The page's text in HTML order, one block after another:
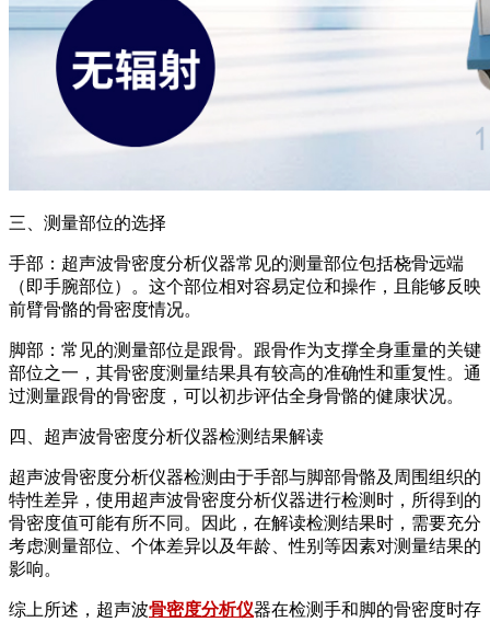
三、测量部位的选择
手部：超声波骨密度分析仪器常见的测量部位包括桡骨远端
（即手腕部位）。这个部位相对容易定位和操作，且能够反映
前臂骨骼的骨密度情况。
脚部：常见的测量部位是跟骨。跟骨作为支撑全身重量的关键
部位之一，其骨密度测量结果具有较高的准确性和重复性。通
过测量跟骨的骨密度，可以初步评估全身骨骼的健康状况。
四、超声波骨密度分析仪器检测结果解读
超声波骨密度分析仪器检测由于手部与脚部骨骼及周围组织的
特性差异，使用超声波骨密度分析仪器进行检测时，所得到的
骨密度值可能有所不同。因此，在解读检测结果时，需要充分
考虑测量部位、个体差异以及年龄、性别等因素对测量结果的
影响。
综上所述，超声波骨密度分析仪器在检测手和脚的骨密度时存